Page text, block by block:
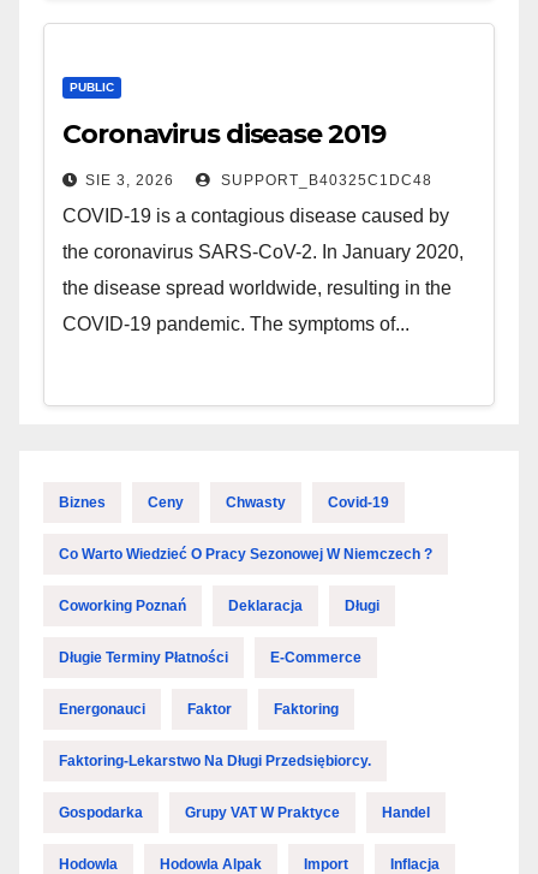
PUBLIC
Coronavirus disease 2019
SIE 3, 2026 SUPPORT_B40325C1DC48
COVID-19 is a contagious disease caused by
the coronavirus SARS-CoV-2. In January 2020,
the disease spread worldwide, resulting in the
COVID-19 pandemic. The symptoms of...
Biznes Ceny Chwasty Covid-19
Co Warto Wiedzieć O Pracy Sezonowej W Niemczech ?
Coworking Poznań Deklaracja Długi
Długie Terminy Płatności E-Commerce
Energonauci Faktor Faktoring
Faktoring-Lekarstwo Na Długi Przedsiębiorcy.
Gospodarka Grupy VAT W Praktyce Handel
Hodowla Hodowla Alpak Import Inflacja